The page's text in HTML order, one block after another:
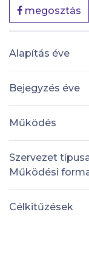
megosztás
Alapítás éve
Bejegyzés éve
Működés
Szervezet
Működési
Célkitűzések